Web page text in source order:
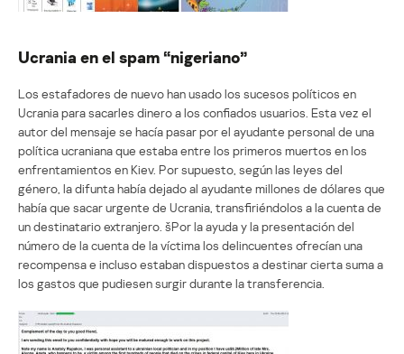
Ucrania en el spam “nigeriano”
Los estafadores de nuevo han usado los sucesos políticos en
Ucrania para sacarles dinero a los confiados usuarios. Esta vez el
autor del mensaje se hacía pasar por el ayudante personal de una
política ucraniana que estaba entre los primeros muertos en los
enfrentamientos en Kiev. Por supuesto, según las leyes del
género, la difunta había dejado al ayudante millones de dólares que
había que sacar urgente de Ucrania, transfiriéndolos a la cuenta de
un destinatario extranjero. šPor la ayuda y la presentación del
número de la cuenta de la víctima los delincuentes ofrecían una
recompensa e incluso estaban dispuestos a destinar cierta suma a
los gastos que pudiesen surgir durante la transferencia.